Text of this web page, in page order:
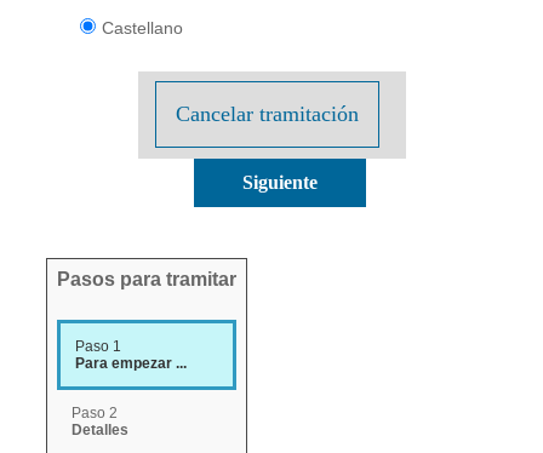
Castellano
Cancelar tramitación
Pasos para tramitar
Paso 1
Para empezar ...
Paso 2
Detalles